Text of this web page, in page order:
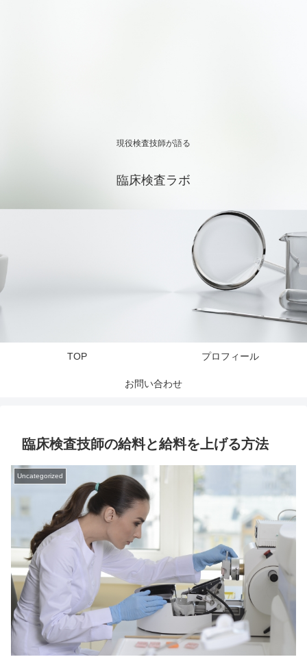
現役検査技師が語る
臨床検査ラボ
TOP プロフィール
お問い合わせ
臨床検査技師の給料と給料を上げる方法
Uncategorized